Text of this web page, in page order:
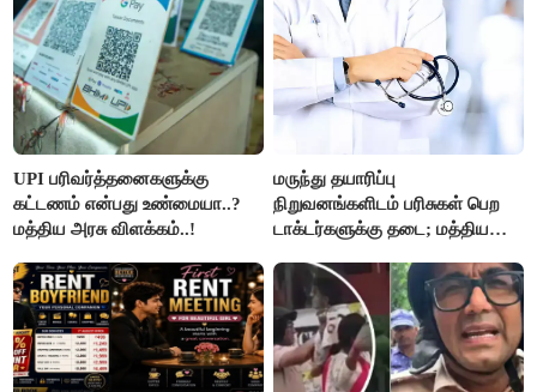
UPI பரிவர்த்தனைகளுக்கு
கட்டணம் என்பது உண்மையா..?
மத்திய அரசு விளக்கம்..!
மருந்து தயாரிப்பு
நிறுவனங்களிடம் பரிசுகள் பெற
டாக்டர்களுக்கு தடை; மத்திய